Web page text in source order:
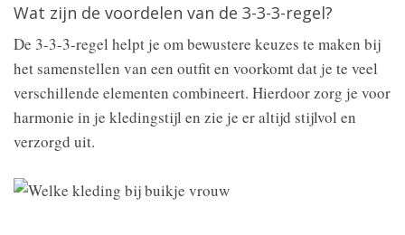
Wat zijn de voordelen van de 3-3-3-regel?
De 3-3-3-regel helpt je om bewustere keuzes te maken bij
het samenstellen van een outfit en voorkomt dat je te veel
verschillende elementen combineert. Hierdoor zorg je voor
harmonie in je kledingstijl en zie je er altijd stijlvol en
verzorgd uit.